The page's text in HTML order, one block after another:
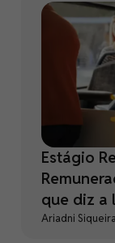
Estágio
que diz a
Ariadni